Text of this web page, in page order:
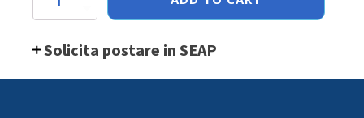
fragezire
carne,
lungime
Solicita postare in SEAP